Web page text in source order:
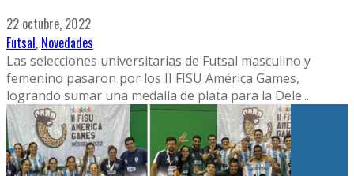
22 octubre, 2022
Futsal, Novedades
Las selecciones universitarias de Futsal masculino y
femenino pasaron por los II FISU América Games,
logrando sumar una medalla de plata para la Dele...